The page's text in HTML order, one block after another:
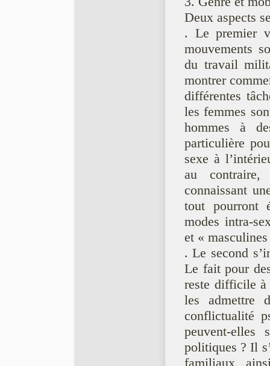
Deux aspects
. Le premier
mouvements
du travail
montrer
différentes
les femmes
hommes à
particulière
sexe à
au contraire,
connaissant
tout pourront
modes intra-
et «
. Le second
Le fait pour
reste difficile à
les admettre
conflictualité
peuvent-elles
politiques ? Il
familiaux,